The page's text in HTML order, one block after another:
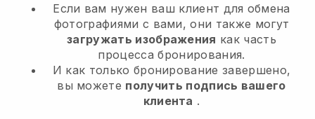
Если вам нужен ваш клиент для обмена
фотографиями с вами, они также могут
загружать изображения как часть
процесса бронирования.
И как только бронирование завершено,
вы можете получить подпись вашего
клиента .